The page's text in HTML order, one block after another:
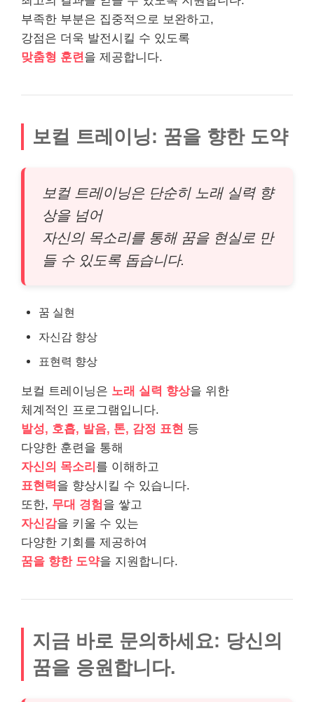
부족한 부분은 집중적으로 보완하고,
강점은 더욱 발전시킬 수 있도록
맞춤형 훈련을 제공합니다.
보컬 트레이닝: 꿈을 향한 도약
보컬 트레이닝은 단순히 노래 실력 향
상을 넘어
자신의 목소리를 통해 꿈을 현실로 만
들 수 있도록 돕습니다.
꿈 실현
자신감 향상
표현력 향상
보컬 트레이닝은 노래 실력 향상을 위한
체계적인 프로그램입니다.
발성, 호흡, 발음, 톤, 감정 표현 등
다양한 훈련을 통해
자신의 목소리 를 이해하고
표현력 을 향상시킬 수 있습니다.
또한, 무대 경험을 쌓고
자신감을 키울 수 있는
다양한 기회를 제공하여
꿈을 향한 도약을 지원합니다.
지금 바로 문의하세요: 당신의
꿈을 응원합니다.